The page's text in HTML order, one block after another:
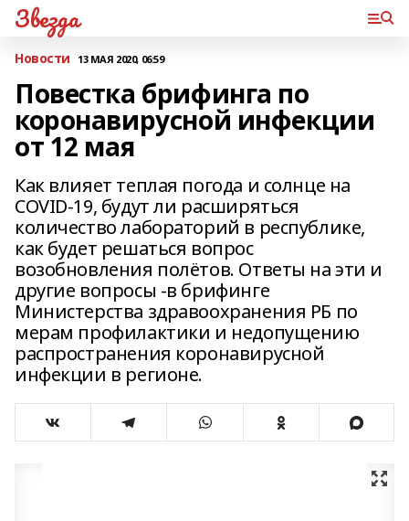
Звезда
Новости 13 МАЯ 2020, 06:59
Повестка брифинга по
коронавирусной инфекции
от 12 мая
Как влияет теплая погода и солнце на
COVID-19, будут ли расширяться
количество лабораторий в республике,
как будет решаться вопрос
возобновления полётов. Ответы на эти и
другие вопросы -в брифинге
Министерства здравоохранения РБ по
мерам профилактики и недопущению
распространения коронавирусной
инфекции в регионе.